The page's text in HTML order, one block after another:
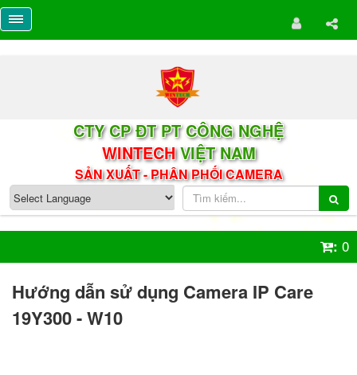
CTY CP ĐT PT CÔNG NGHỆ
WINTECHVIỆT NAM
SẢN XUẤT - PHÂN PHỐI CAMERA
: 0
Hướng dẫn sử dụng Camera IP Care
19Y300 - W10